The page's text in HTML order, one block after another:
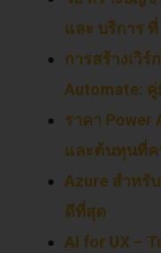
และ บริการ
การสร้างเวิ
Automate:
ราคา
และต้นทุนที่
Azure สำหรั
ดีที่สุด
AI for UX –